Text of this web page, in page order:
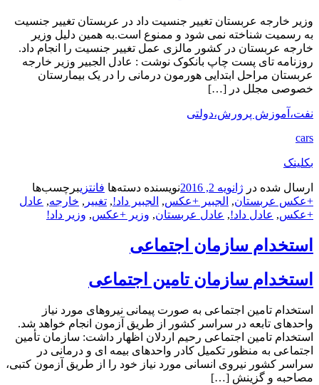
وزیر خارجه عربستان تغییر جنسیت داد در عربستان تغییر جنسیت
به رسمیت شناخته نمی شود و ممنوع است.به همین دلیل وزیر
خارجه عربستان در کشور مالزی عمل تغییر جنسیت را انجام داد.
روزنامه تای پست چاپ بانکوک نوشت : عادل الجبیر وزیر خارجه
عربستان مراحل ابتدایی هورمون درمانی را در یک بیمارستان
خصوصی مجلل در […]
نفت،آموزش پرورش،دولتی
cars
بکلینک
ارسال شده در ژانویه 2, 2016 نویسنده دسته‌ها فانتزیبرچسب‌ها
+عکس عربستان, الجبیر +عکس, الجبیر داد!, تغییر , خارجه, عادل
+عکس, عادل داد!, عادل عربستان, وزیر +عکس, وزیر داد!
استخدام سازمان اجتماعی
استخدام سازمان تامین اجتماعی
استخدام تامین اجتماعی به صورت پیمانی نیروهای مورد نیاز
واحدهای تابعه در سراسر کشور از طریق آزمون انجام خواهد شد.
استخدام تامین اجتماعی رحیم اردلان اظهار داشت: سازمان تأمین
اجتماعی به منظور تکمیل کادر واحدهای بیمه ای و درمانی در
سراسر کشور نیروی انسانی مورد نیاز خود را از طریق آزمون کتبی،
مصاحبه و گزینش […]